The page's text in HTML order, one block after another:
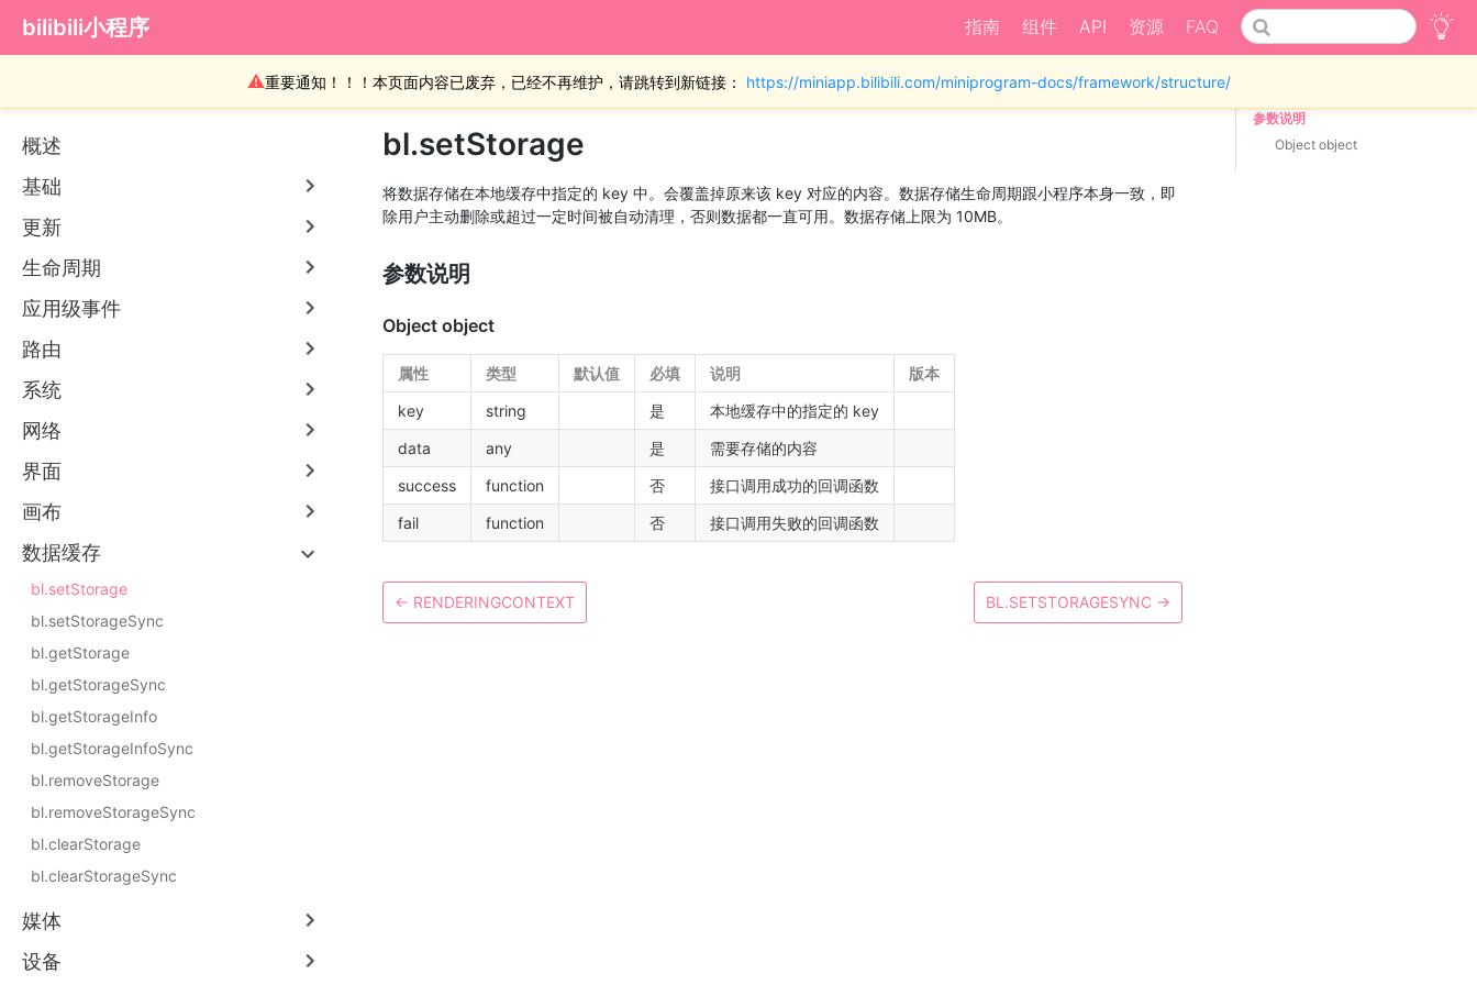
bilibili小程序 指南 组件 API 资源 FAQ
⚠重要通知！！！本页面内容已废弃，已经不再维护，请跳转到新链接： https://miniapp.bilibili.com/miniprogram-docs/framework/structure/
概述
基础
更新
生命周期
应用级事件
路由
系统
网络
界面
画布
数据缓存
bl.setStorage
bl.setStorageSync
bl.getStorage
bl.getStorageSync
bl.getStorageInfo
bl.getStorageInfoSync
bl.removeStorage
bl.removeStorageSync
bl.clearStorage
bl.clearStorageSync
媒体
设备
bl.setStorage
将数据存储在本地缓存中指定的 key 中。会覆盖掉原来该 key 对应的内容。数据存储生命周期跟小程序本身一致，即
除用户主动删除或超过一定时间被自动清理，否则数据都一直可用。数据存储上限为 10MB。
参数说明
Object object
属性 类型 默认值 必填 说明
版本
key
string 是
本地缓存中的指定的 key
data
any 是
需要存储的内容
success
function 否
接口调用成功的回调函数
fail
function 否 接口调用失败的回调函数
← RENDERINGCONTEXT BL.SETSTORAGESYNC →
参数说明
Object object